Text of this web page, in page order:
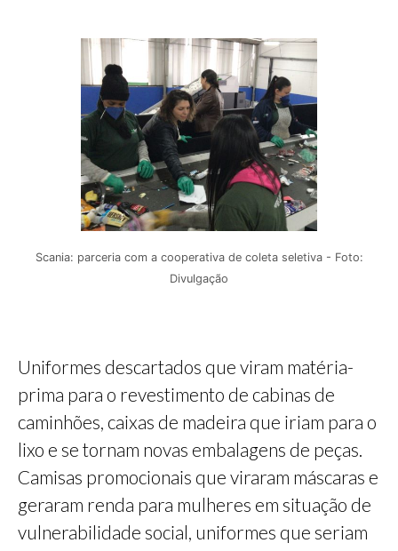
Scania: parceria com a cooperativa de coleta seletiva - Foto:
Divulgação
Uniformes descartados que viram matéria-
prima para o revestimento de cabinas de
caminhões, caixas de madeira que iriam para o
lixo e se tornam novas embalagens de peças.
Camisas promocionais que viraram máscaras e
geraram renda para mulheres em situação de
vulnerabilidade social, uniformes que seriam